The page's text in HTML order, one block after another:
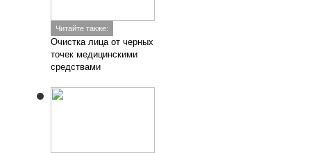
Читайте также:
Очистка лица от черных
точек медицинскими
средствами